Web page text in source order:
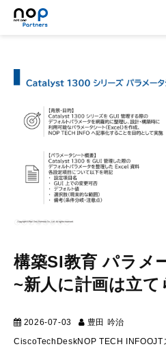
マーケテ
セキュリ
コラボレ
構築SI教育 パラメ
~新人に計画は立
2026-07-03 豊田 吟治
CiscoTechDeskNOP TECH INFOOJT